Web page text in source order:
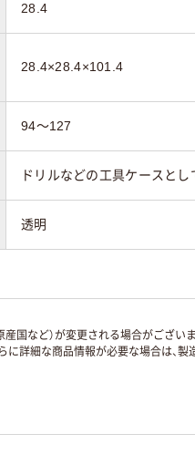
28.4
28.4×28.4×101.4
94～127
ドリルなどの工具ケースとし
透明
国など）が変更される場合がござい
詳細な商品情報が必要な場合は、製